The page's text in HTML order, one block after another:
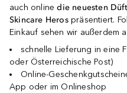
auch onlinedie neuesten
Skincare Herospräsentiert.
Einkauf sehen wir außerdem
schnelle Lieferung in eine
oder Österreichische Post)
Online-
App oder im Onlineshop